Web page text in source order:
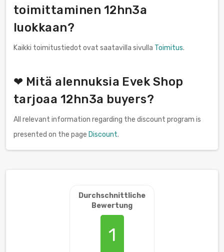
toimittaminen 12hn3a
luokkaan?
Kaikki toimitustiedot ovat saatavilla sivulla Toimitus.
❤ Mitä alennuksia Evek Shop
tarjoaa 12hn3a buyers?
All relevant information regarding the discount program is
presented on the page Discount.
Durchschnittliche
Bewertung
1